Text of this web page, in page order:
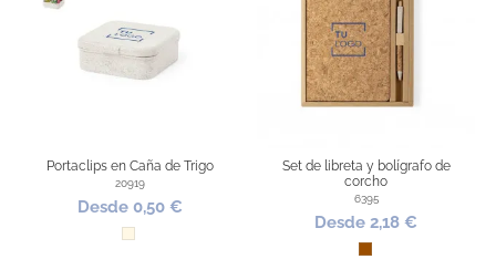
Portaclips en Caña de Trigo
20919
Desde 0,50 €
Natural
Set de libreta y bolígrafo de
corcho
6395
Desde 2,18 €
Marrón